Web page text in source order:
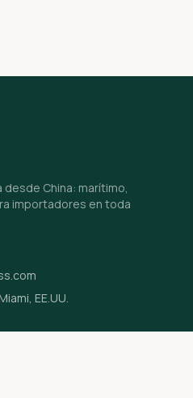
China: marítimo,
importadores en toda
EE.UU.